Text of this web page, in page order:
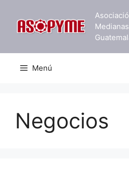
contenido
Menú
Negocios